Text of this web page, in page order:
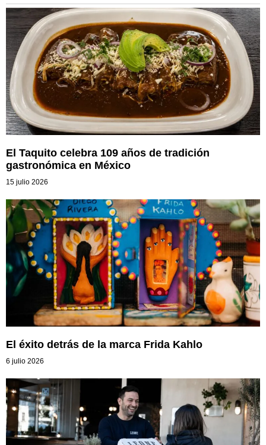
El Taquito celebra 109 años de tradición
gastronómica en México
15 julio 2026
El éxito detrás de la marca Frida Kahlo
6 julio 2026